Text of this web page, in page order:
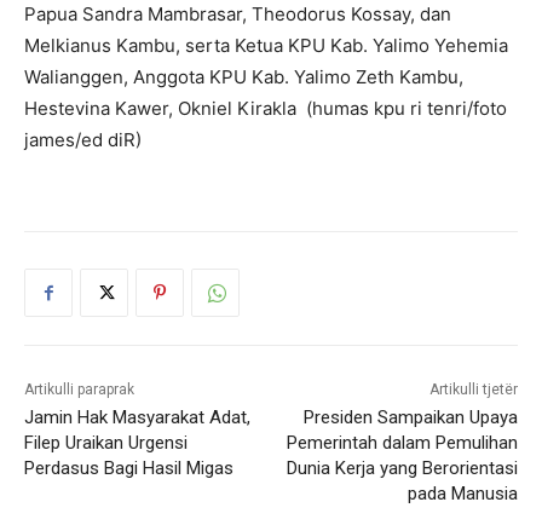
Papua Sandra Mambrasar, Theodorus Kossay, dan
Melkianus Kambu, serta Ketua KPU Kab. Yalimo Yehemia
Walianggen, Anggota KPU Kab. Yalimo Zeth Kambu,
Hestevina Kawer, Okniel Kirakla (humas kpu ri tenri/foto
james/ed diR)
Artikulli paraprak
Jamin Hak Masyarakat Adat,
Filep Uraikan Urgensi
Perdasus Bagi Hasil Migas
Artikulli tjetër
Presiden Sampaikan Upaya
Pemerintah dalam Pemulihan
Dunia Kerja yang Berorientasi
pada Manusia